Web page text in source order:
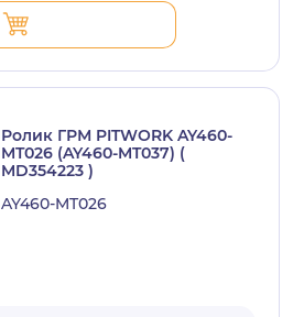
Ролик ГРМ PITWORK AY460-
MT026 (AY460-MT037) (
MD354223 )
AY460-MT026